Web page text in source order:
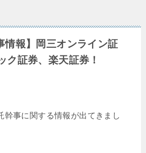
情報】岡三オンライン証
ク証券、楽天証券！
幹事に関する情報が出てきまし